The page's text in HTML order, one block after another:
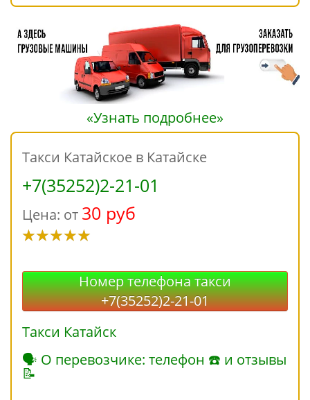
«Узнать подробнее»
Такси Катайское в Катайске
+7(35252)2-21-01
Цена: от 30 руб
Номер телефона такси
+7(35252)2-21-01
Такси Катайск
🗣 О перевозчике: телефон ☎ и отзывы
📝